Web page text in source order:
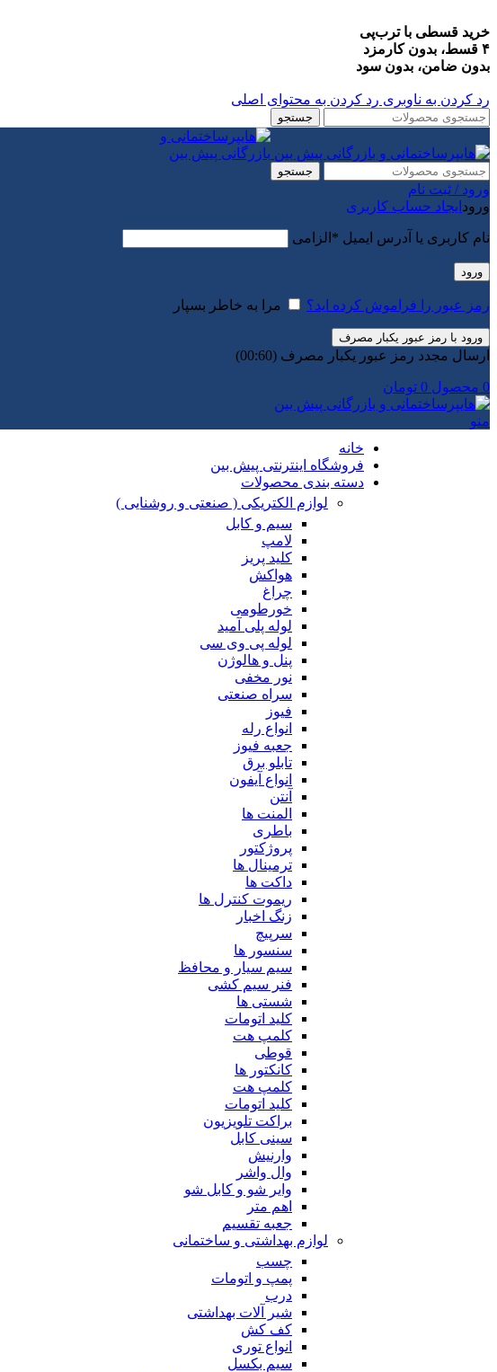
خرید قسطی با ترب‌پی
۴ قسط، بدون کارمزد
بدون ضامن، بدون سود
رد کردن به ناوبری رد کردن به محتوای اصلی
جستجو
جستجو
ورود / ثبت نام
ورود ایجاد حساب کاربری
نام کاربری یا آدرس ایمیل * الزامی
ورود
رمز عبور را فراموش کرده اید؟ مرا به خاطر بسپار
ورود با رمز عبور یکبار مصرف
ارسال مجدد رمز عبور یکبار مصرف (00:
60
)
0 محصول 0 تومان
منو
خانه
فروشگاه اینترنتی پیش بین
دسته بندی محصولات
لوازم الکتریکی ( صنعتی و روشنایی )
سیم و کابل
لامپ
کلید پریز
هواکش
چراغ
خورطومی
لوله پلی آمید
لوله پی وی سی
پنل و هالوژن
نور مخفی
سراه صنعتی
فیوز
انواع رله
جعبه فیوز
تابلو برق
انواع آیفون
آنتن
المنت ها
باطری
پروژکتور
ترمینال ها
داکت ها
ریموت کنترل ها
زنگ اخبار
سرپیچ
سنسور ها
سیم سیار و محافظ
فنر سیم کشی
شستی ها
کلید اتومات
کلمپ هت
قوطی
کانکتور ها
کلمپ هت
کلید اتومات
براکت تلویزیون
سینی کابل
وارنیش
وال واشر
وایر شو و کابل شو
اهم متر
جعبه تقسیم
لوازم بهداشتی و ساختمانی
چسب
پمپ و اتومات
درب
شیر آلات بهداشتی
کف کش
انواع توری
سیم بکسل